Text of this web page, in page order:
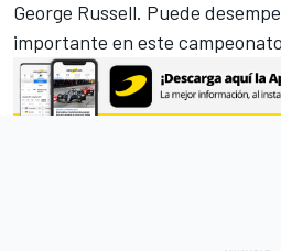
George Russell. Puede
importante en este